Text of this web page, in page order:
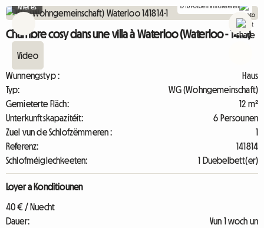
Aneres D'10 Fotoen affichéieren
Chambre cosy dans une villa à Waterloo (Waterloo - 1410)
4.911
Wunnengstyp :
Haus
Typ:
WG (Wohngemeinschaft)
Gemieterte Fläch:
12 m²
Unterkunftskapazitéit:
6 Persounen
Zuel vun de Schlofzëmmeren :
1
Referenz:
141814
Schlofméiglechkeeten:
1 Duebelbett(er)
Loyer a Konditiounen
40 € / Nuecht
Dauer:
Vun 1 woch un